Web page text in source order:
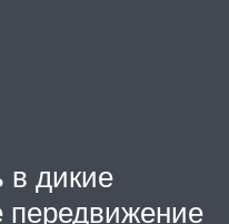
в дикие
передвижение